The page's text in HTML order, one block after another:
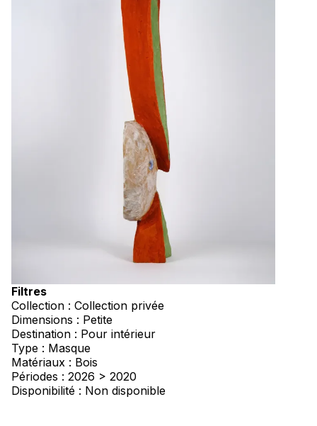
Filtres
Collection : Collection privée
Dimensions : Petite
Destination : Pour intérieur
Type : Masque
Matériaux : Bois
Périodes : 2026 > 2020
Disponibilité : Non disponible